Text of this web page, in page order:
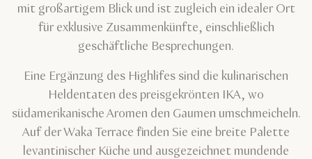
mit großartigem Blick und ist zugleich ein idealer Ort
für exklusive Zusammenkünfte, einschließlich
geschäftliche Besprechungen.
Eine Ergänzung des Highlifes sind die kulinarischen
Heldentaten des preisgekrönten IKA, wo
südamerikanische Aromen den Gaumen umschmeicheln.
Auf der Waka Terrace finden Sie eine breite Palette
levantinischer Küche und ausgezeichnet mundende